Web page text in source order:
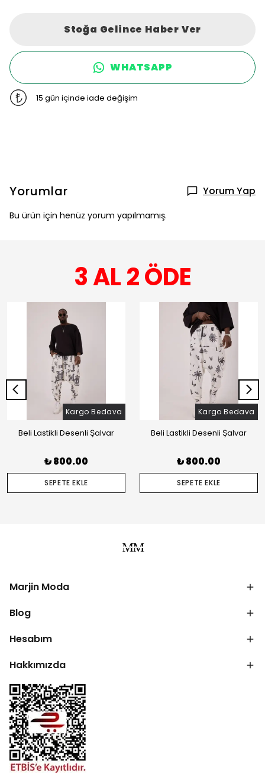
Stoğa Gelince Haber Ver
WHATSAPP
15 gün içinde iade değişim
Yorumlar Yorum Yap
Bu ürün için henüz yorum yapılmamış.
3 AL 2 ÖDE
Kargo Bedava
Beli Lastikli Desenli Şalvar
₺ 800.00
SEPETE EKLE
Kargo Bedava
Beli Lastikli Desenli Şalvar
₺ 800.00
SEPETE EKLE
Marjin Moda
Blog
Hesabım
Hakkımızda